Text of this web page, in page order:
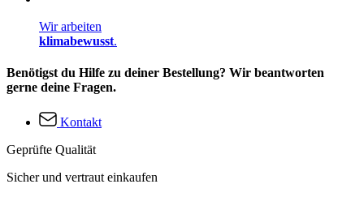
Wir arbeiten
klimabewusst.
Benötigst du Hilfe zu deiner Bestellung? Wir beantworten
gerne deine Fragen.
Kontakt
Geprüfte Qualität
Sicher und vertraut einkaufen